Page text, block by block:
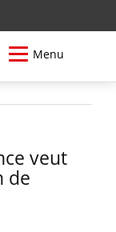
Menu
veut
de